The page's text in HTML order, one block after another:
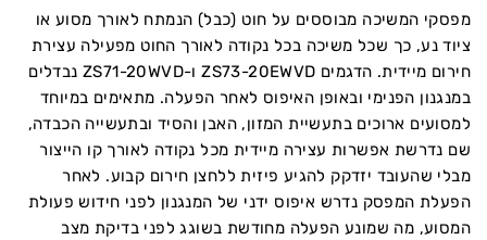
מפסקי המשיכה מבוססים על חוט (כבל) הנמתח לאורך מסוע או
ציוד נע, כך שכל משיכה בכל נקודה לאורך החוט מפעילה עצירת
חירום מיידית. הדגמים ZS73-20EWVD ו-ZS71-20WVD נבדלים
במנגנון הפנימי ובאופן האיפוס לאחר הפעלה. מתאימים במיוחד
למסועים ארוכים בתעשיית המזון, האבן והסיד ובתעשייה הכבדה,
שם נדרשת אפשרות עצירה מיידית מכל נקודה לאורך קו הייצור
מבלי שהעובד יזדקק להגיע פיזית ללחצן חירום קבוע. לאחר
הפעלת המפסק נדרש איפוס ידני של המנגנון לפני חידוש פעולת
המסוע, מה שמונע הפעלה מחודשת בשוגג לפני בדיקת מצב